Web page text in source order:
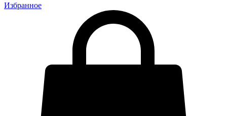
Избранное